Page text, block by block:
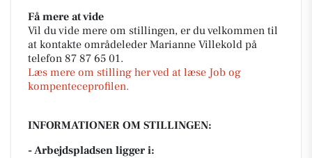
Få mere at vide
Vil du vide mere om stillingen, er du velkommen til
at kontakte områdeleder Marianne Villekold på
telefon 87 87 65 01.
Læs mere om stilling her ved at læse Job og
kompenteceprofilen.
INFORMATIONER OM STILLINGEN:
- Arbejdspladsen ligger i: